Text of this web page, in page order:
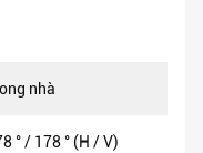
nhà
° / 178 ° (H / V)